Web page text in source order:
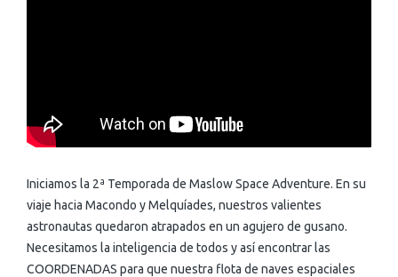
Iniciamos la 2ª Temporada de Maslow Space Adventure. En su
viaje hacia Macondo y Melquíades, nuestros valientes
astronautas quedaron atrapados en un agujero de gusano.
Necesitamos la inteligencia de todos y así encontrar las
COORDENADAS para que nuestra flota de naves espaciales